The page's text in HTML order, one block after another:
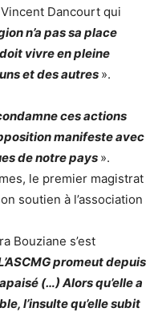
Dancourt qui
n’a pas sa place
vivre en pleine
et des autres ».
ces actions
manifeste avec
de notre pays ».
le premier magistrat
soutien à l’association
Bouziane s’est
promeut depuis
(…) Alors qu’elle a
l’insulte qu’elle subit